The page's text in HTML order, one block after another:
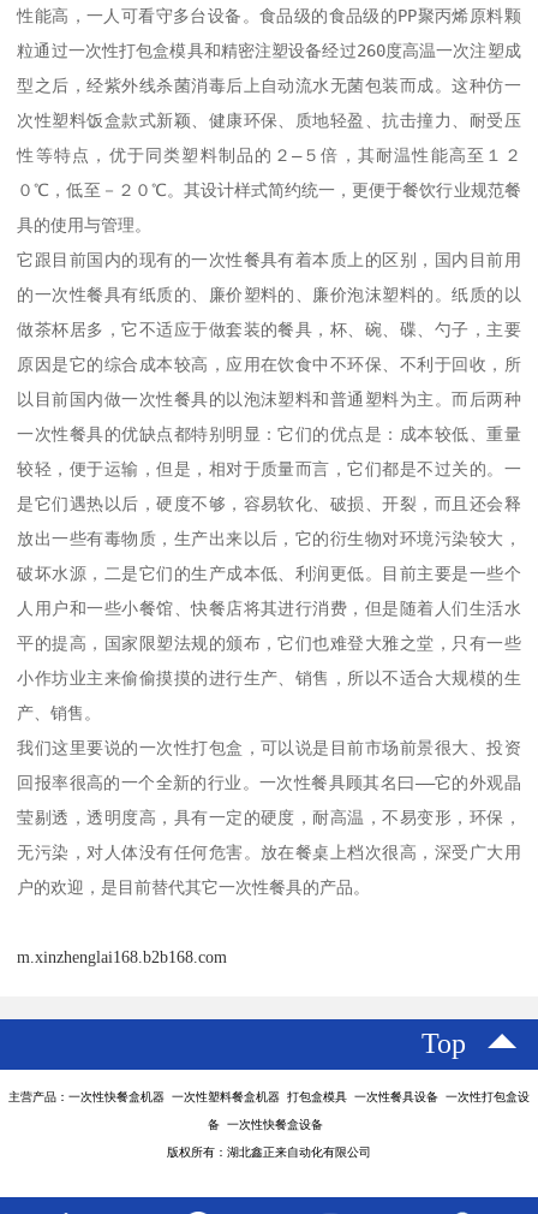
性能高，一人可看守多台设备。食品级的食品级的PP聚丙烯原料颗
粒通过一次性打包盒模具和精密注塑设备经过260度高温一次注塑成
型之后，经紫外线杀菌消毒后上自动流水无菌包装而成。这种仿一
次性塑料饭盒款式新颖、健康环保、质地轻盈、抗击撞力、耐受压
性等特点，优于同类塑料制品的２—５倍，其耐温性能高至１２
０℃，低至－２０℃。其设计样式简约统一，更便于餐饮行业规范餐
具的使用与管理。
它跟目前国内的现有的一次性餐具有着本质上的区别，国内目前用
的一次性餐具有纸质的、廉价塑料的、廉价泡沫塑料的。纸质的以
做茶杯居多，它不适应于做套装的餐具，杯、碗、碟、勺子，主要
原因是它的综合成本较高，应用在饮食中不环保、不利于回收，所
以目前国内做一次性餐具的以泡沫塑料和普通塑料为主。而后两种
一次性餐具的优缺点都特别明显：它们的优点是：成本较低、重量
较轻，便于运输，但是，相对于质量而言，它们都是不过关的。一
是它们遇热以后，硬度不够，容易软化、破损、开裂，而且还会释
放出一些有毒物质，生产出来以后，它的衍生物对环境污染较大，
破坏水源，二是它们的生产成本低、利润更低。目前主要是一些个
人用户和一些小餐馆、快餐店将其进行消费，但是随着人们生活水
平的提高，国家限塑法规的颁布，它们也难登大雅之堂，只有一些
小作坊业主来偷偷摸摸的进行生产、销售，所以不适合大规模的生
产、销售。
我们这里要说的一次性打包盒，可以说是目前市场前景很大、投资
回报率很高的一个全新的行业。一次性餐具顾其名曰——它的外观晶
莹剔透，透明度高，具有一定的硬度，耐高温，不易变形，环保，
无污染，对人体没有任何危害。放在餐桌上档次很高，深受广大用
户的欢迎，是目前替代其它一次性餐具的产品。
m.xinzhenglai168.b2b168.com
Top
主营产品：一次性快餐盒机器 一次性塑料餐盒机器 打包盒模具 一次性餐具设备 一次性打包盒设
备 一次性快餐盒设备
版权所有：湖北鑫正来自动化有限公司